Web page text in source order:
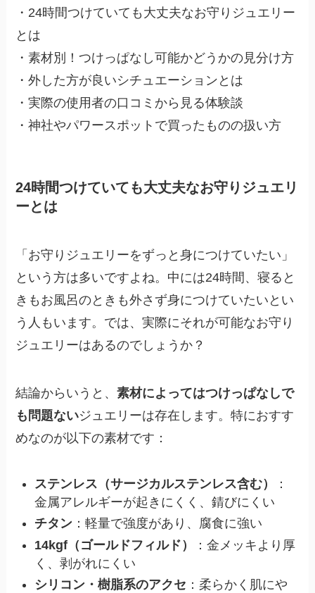
・24時間つけていても大丈夫なお守りジュエリー
とは
・素材別！つけっぱなし可能かどうかの見分け方
・外した方が良いシチュエーションとは
・実際の使用者の口コミから見る体験談
・神社やパワースポットで買ったものの扱い方
24時間つけていても大丈夫なお守りジュエリ
ーとは
「お守りジュエリーをずっと身につけていたい」
という方は多いですよね。中には24時間、寝ると
きもお風呂のときも外さず身につけていたいとい
う人もいます。では、実際にそれが可能なお守り
ジュエリーはあるのでしょうか？
結論からいうと、素材によってはつけっぱなしで
も問題ないジュエリーは存在します。特におすす
めなのが以下の素材です：
ステンレス（サージカルステンレス含む）
：
金属アレルギーが起きにくく、錆びにくい
チタン ：軽量で強度があり、腐食に強い
14kgf（ゴールドフィルド）
：金メッキより厚
く、剥がれにくい
シリコン・樹脂系のアクセ ：柔らかく肌にや